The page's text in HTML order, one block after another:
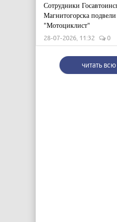
Сотрудники
Магнитогорска
"Мотоциклист"
28-07-2026, 11:32 0
читать